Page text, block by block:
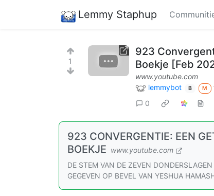
Lemmy Staphup
1
923
Boekje [Feb
www.youtube.com
lemmybot
B M
0
923 CONVERGENTIE: EEN
BOEKJE www.youtube.com
DE STEM VAN DE ZEVEN
GEGEVEN OP BEVEL VAN YESHUA